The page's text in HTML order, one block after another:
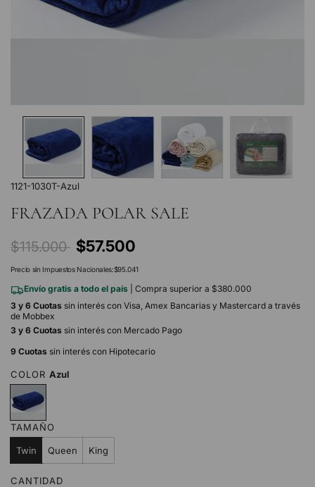
1121-1030T-Azul
FRAZADA POLAR SALE
Precio
regular
$115.000 $57.500
Precio sin Impuestos Nacionales:$95.041
Envío gratis a todo el país
| Compra superior a $380.000
3 y 6 Cuotas sin interés con Visa, Amex Bancarias y Mastercard a través
de Mobbex
3 y 6 Cuotas sin interés con Mercado Pago
9 Cuotas sin interés con Hipotecario
COLOR Azul
A
z
u
l
TAMAÑO
Twin Queen King
CANTIDAD